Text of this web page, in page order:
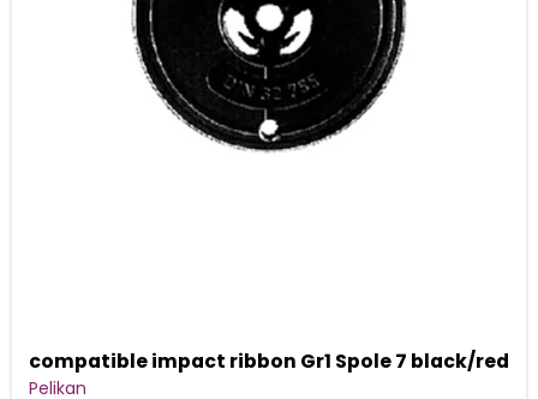
compatible impact ribbon Gr1 Spole 7 black/red
Pelikan